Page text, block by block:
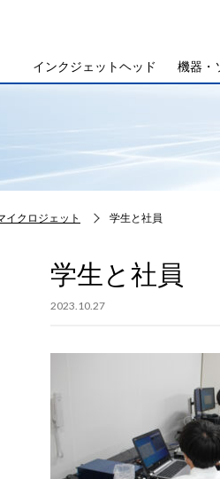
インクジェットヘッド 機器・
イクロジェット 学生と社員
学生と社員
2023.10.27